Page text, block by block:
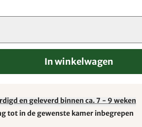
In winkelwagen
en geleverd binnen ca. 7 - 9 weken
tot in de gewenste kamer inbegrepen